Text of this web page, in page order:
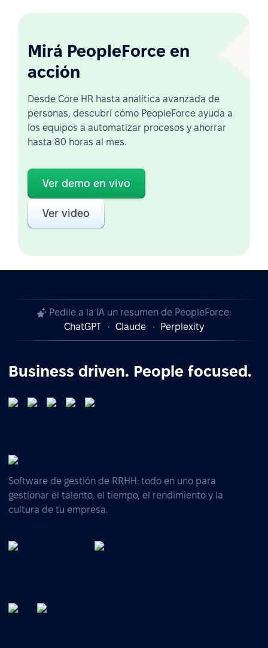
Mirá PeopleForce en
acción
Desde Core HR hasta analítica avanzada de
personas, descubrí cómo PeopleForce ayuda a
los equipos a automatizar procesos y ahorrar
hasta 80 horas al mes.
Ver demo en vivo
Ver video
Pedile a la IA un resumen de PeopleForce:
ChatGPT
Claude Perplexity
Business driven. People focused.
Software de gestión de RRHH: todo en uno para
gestionar el talento, el tiempo, el rendimiento y la
cultura de tu empresa.